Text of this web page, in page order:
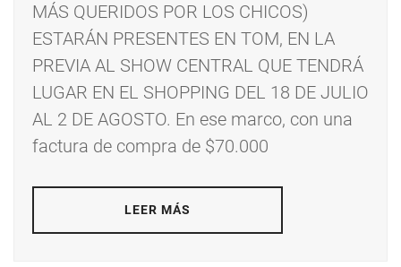
MÁS QUERIDOS POR LOS CHICOS)
ESTARÁN PRESENTES EN TOM, EN LA
PREVIA AL SHOW CENTRAL QUE TENDRÁ
LUGAR EN EL SHOPPING DEL 18 DE JULIO
AL 2 DE AGOSTO. En ese marco, con una
factura de compra de $70.000
LEER MÁS